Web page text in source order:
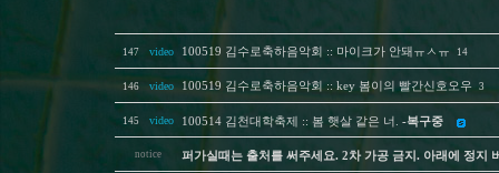
147 video 100519 김수로축하음악회 :: 마이크가 안돼ㅠㅅㅠ 14
146 video 100519 김수로축하음악회 :: key 봄이의 빨간신호오우 3
145 video 100514 김천대학축제 :: 봄 햇살 같은 너. -복구중
notice 퍼가실때는 출처를 써주세요. 2차 가공 금지. 아래에 정지